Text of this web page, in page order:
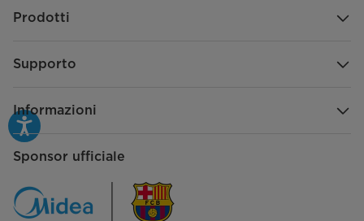
Prodotti
Supporto
Informazioni
Sponsor ufficiale